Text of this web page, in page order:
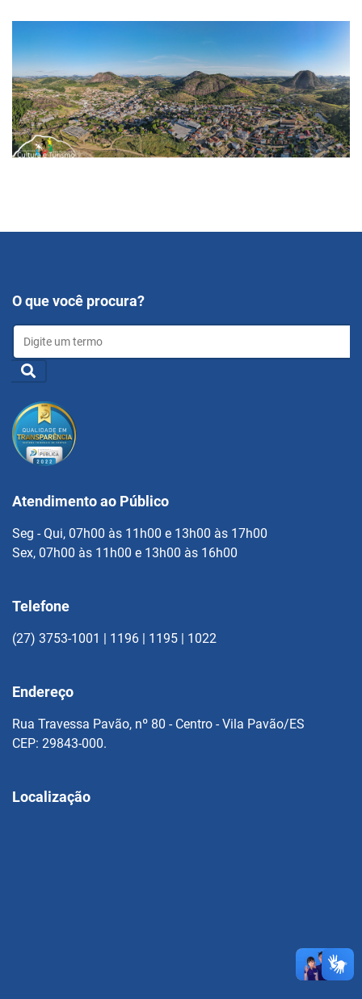
O que você procura?
Atendimento ao Público
Seg - Qui, 07h00 às 11h00 e 13h00 às 17h00
Sex, 07h00 às 11h00 e 13h00 às 16h00
Telefone
(27) 3753-1001 | 1196 | 1195 | 1022
Endereço
Rua Travessa Pavão, nº 80 - Centro - Vila Pavão/ES
CEP: 29843-000.
Localização